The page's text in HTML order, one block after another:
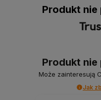
Produkt nie
Produkt nie
Może zainteresują
Jak